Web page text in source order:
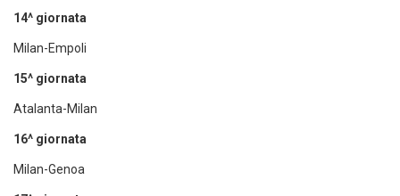
14^ giornata
Milan-Empoli
15^ giornata
Atalanta-Milan
16^ giornata
Milan-Genoa